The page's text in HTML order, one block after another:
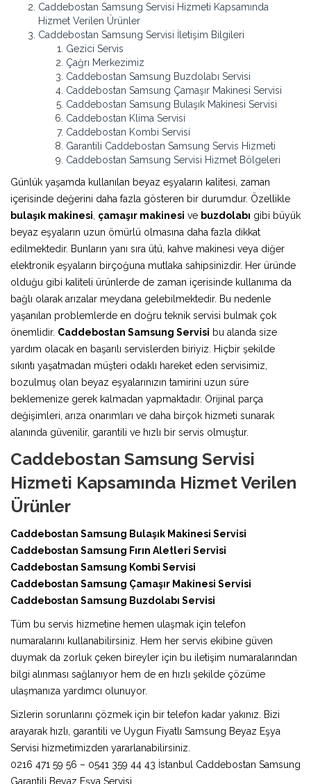
Caddebostan Samsung Servisi Hizmeti Kapsamında
Hizmet Verilen Ürünler
Caddebostan Samsung Servisi İletişim Bilgileri
Gezici Servis
Çağrı Merkezimiz
Caddebostan Samsung Buzdolabı Servisi
Caddebostan Samsung Çamaşır Makinesi Servisi
Caddebostan Samsung Bulaşık Makinesi Servisi
Caddebostan Klima Servisi
Caddebostan Kombi Servisi
Garantili Caddebostan Samsung Servis Hizmeti
Caddebostan Samsung Servisi Hizmet Bölgeleri
Günlük yaşamda kullanılan beyaz eşyaların kalitesi, zaman
içerisinde değerini daha fazla gösteren bir durumdur. Özellikle
bulaşık makinesi çamaşır makinesi ve buzdolabı gibi büyük
beyaz eşyaların uzun ömürlü olmasına daha fazla dikkat
edilmektedir. Bunların yanı sıra ütü, kahve makinesi veya diğer
elektronik eşyaların birçoğuna mutlaka sahipsinizdir. Her üründe
olduğu gibi kaliteli ürünlerde de zaman içerisinde kullanıma da
bağlı olarak arızalar meydana gelebilmektedir. Bu nedenle
yaşanılan problemlerde en doğru teknik servisi bulmak çok
önemlidir. Caddebostan Samsung Servisi bu alanda size
yardım olacak en başarılı servislerden biriyiz. Hiçbir şekilde
sıkıntı yaşatmadan müşteri odaklı hareket eden servisimiz,
bozulmuş olan beyaz eşyalarınızın tamirini uzun süre
beklemenize gerek kalmadan yapmaktadır. Orijinal parça
değişimleri, arıza onarımları ve daha birçok hizmeti sunarak
alanında güvenilir, garantili ve hızlı bir servis olmuştur.
Caddebostan Samsung Servisi
Hizmeti Kapsamında Hizmet Verilen
Ürünler
Caddebostan Samsung Bulaşık Makinesi Servisi
Caddebostan Samsung Fırın Aletleri Servisi
Caddebostan Samsung Kombi Servisi
Caddebostan Samsung Çamaşır Makinesi Servisi
Caddebostan Samsung Buzdolabı Servisi
Tüm bu servis hizmetine hemen ulaşmak için telefon
numaralarını kullanabilirsiniz. Hem her servis ekibine güven
duymak da zorluk çeken bireyler için bu iletişim numaralarından
bilgi alınması sağlanıyor hem de en hızlı şekilde çözüme
ulaşmanıza yardımcı olunuyor.
Sizlerin sorunlarını çözmek için bir telefon kadar yakınız. Bizi
arayarak hızlı, garantili ve Uygun Fiyatlı Samsung Beyaz Eşya
Servisi hizmetimizden yararlanabilirsiniz.
0216 471 59 56 – 0541 359 44 43 İstanbul Caddebostan Samsung
Garantili Beyaz Eşya Servisi